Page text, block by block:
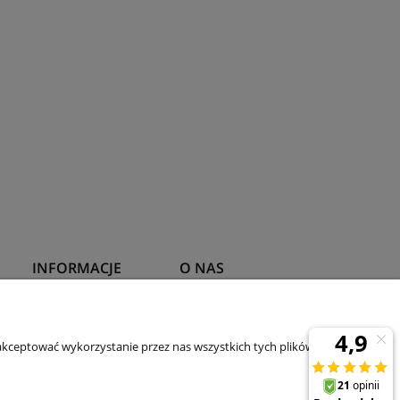
INFORMACJE O NAS
O firmie
wykorzystanie przez nas wszystkich tych plików i przejść